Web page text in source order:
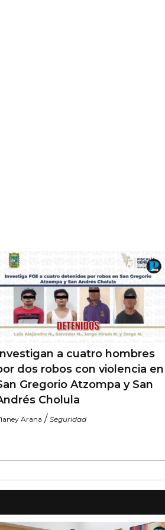
a cuatro hombres
dos robos con violencia en
Gregorio Atzompa y San
Cholula
Arana / Seguridad